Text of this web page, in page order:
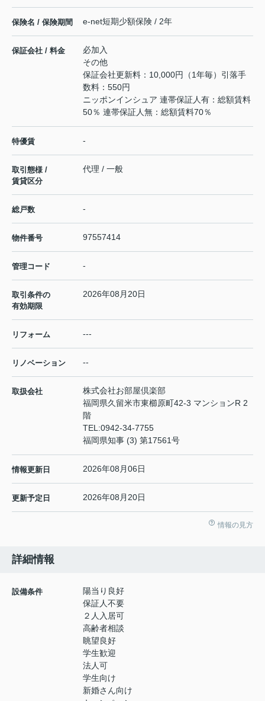
保険名 / 保険期間 e-net短期少額保険 / 2年
保証会社 / 料金
必加入
その他
保証会社更新料：10,000円（1年毎）引落手
数料：550円
ニッポンインシュア 連帯保証人有：総額賃料
50％ 連帯保証人無：総額賃料70％
特優賃 -
取引態様 /
賃貸区分
代理 / 一般
総戸数 -
物件番号 97557414
管理コード -
取引条件の
有効期限
2026年08月20日
リフォーム ---
リノベーション --
取扱会社
株式会社お部屋倶楽部
福岡県久留米市東櫛原町42-3 マンションR 2
階
TEL:0942-34-7755
福岡県知事 (3) 第17561号
情報更新日 2026年08月06日
更新予定日 2026年08月20日
情報の見方
詳細情報
設備条件
陽当り良好
保証人不要
２人入居可
高齢者相談
眺望良好
学生歓迎
法人可
学生向け
新婚さん向け